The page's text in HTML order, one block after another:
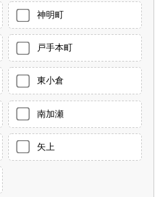
神明町
戸手本町
東小倉
南加瀬
矢上